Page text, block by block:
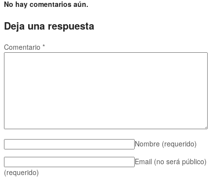
No hay comentarios aún.
Deja una respuesta
Comentario *
Nombre (requerido)
Email (no será público)
(requerido)